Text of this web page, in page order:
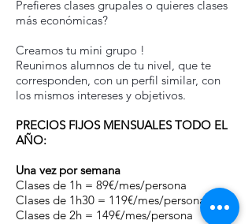
Prefieres clases grupales o quieres clases
más económicas?
Creamos tu mini grupo !
Reunimos alumnos de tu nivel, que te
corresponden, con un perfil similar, con
los mismos intereses y objetivos.
PRECIOS FIJOS MENSUALES TODO EL
AÑO:
Una vez por semana
Clases de 1h = 89€/mes/persona
Clases de 1h30 = 119€/mes/persona
Clases de 2h = 149€/mes/persona